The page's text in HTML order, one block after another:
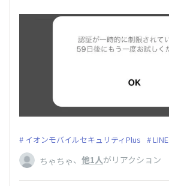
イオンモバイルセキュリティPlus LINE
ちゃちゃ、 他1人がリアクション